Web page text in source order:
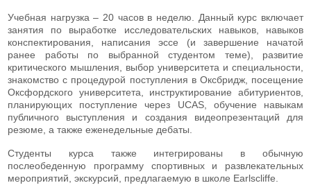
Учебная нагрузка – 20 часов в неделю. Данный курс включает
занятия по выработке исследовательских навыков, навыков
конспектирования, написания эссе (и завершение начатой
ранее работы по выбранной студентом теме), развитие
критического мышления, выбор университета и специальности,
знакомство с процедурой поступления в Оксбридж, посещение
Оксфордского университета, инструктирование абитуриентов,
планирующих поступление через UCAS, обучение навыкам
публичного выступления и создания видеопрезентаций для
резюме, а также еженедельные дебаты.
Студенты курса также интегрированы в обычную
послеобеденную программу спортивных и развлекательных
мероприятий, экскурсий, предлагаемую в школе Earlscliffe.